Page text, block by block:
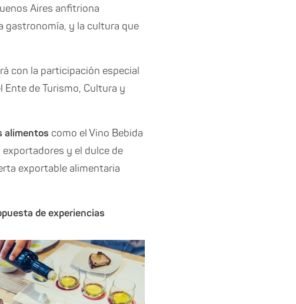
Aires anfitriona
gastronomía, y la cultura que
con la participación especial
Ente de Turismo, Cultura y
alimentos como el Vino Bebida
y el dulce de
exportable alimentaria
de experiencias